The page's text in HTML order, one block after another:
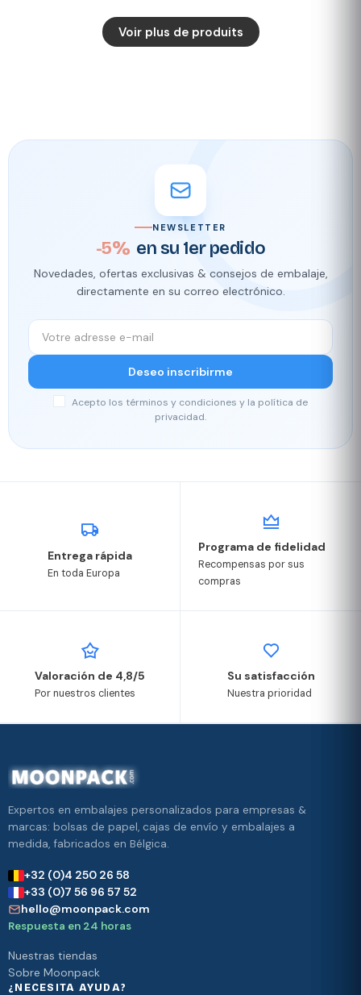
Voir plus de produits
NEWSLETTER
-5% en su 1er pedido
Novedades, ofertas exclusivas & consejos de embalaje,
directamente en su correo electrónico.
Deseo inscribirme
Acepto los términos y condiciones y la política de
privacidad.
Entrega rápida
En toda Europa
Programa de fidelidad
Recompensas por sus
compras
Valoración de 4,8/5
Por nuestros clientes
Su satisfacción
Nuestra prioridad
Expertos en embalajes personalizados para empresas &
marcas: bolsas de papel, cajas de envío y embalajes a
medida, fabricados en Bélgica.
+32 (0)4 250 26 58
+33 (0)7 56 96 57 52
hello@moonpack.com
Respuesta en 24 horas
Nuestras tiendas
Sobre Moonpack
¿NECESITA AYUDA?